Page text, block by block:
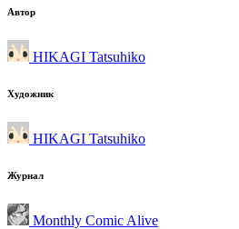
Автор
HIKAGI Tatsuhiko
Художник
HIKAGI Tatsuhiko
Журнал
Monthly Comic Alive